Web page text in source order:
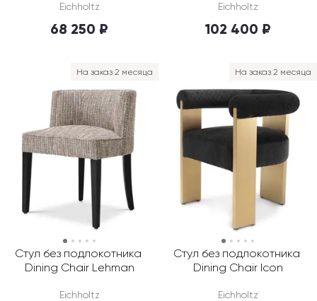
Eichholtz
68 250 ₽
Eichholtz
102 400 ₽
Стул без подлокотника
Dining Chair Lehman
Eichholtz
На заказ 2 месяца
Стул без подлокотника
Dining Chair Icon
Eichholtz
На заказ 2 месяца